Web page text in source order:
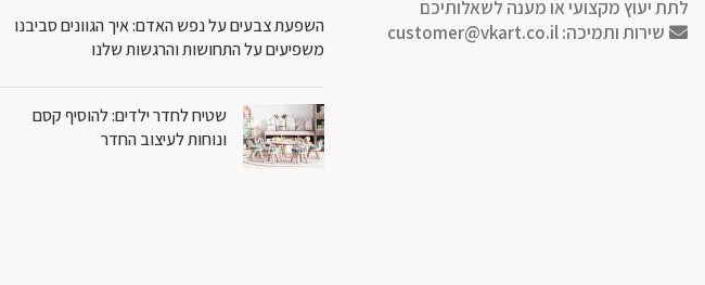
לתת יעוץ מקצועי או מענה לשאלותיכם
שירות ותמיכה:customer@vkart.co.il
השפעת צבעים על נפש האדם: איך הגוונים סביבנו
משפיעים על התחושות והרגשות שלנו
שטיח לחדר ילדים: להוסיף קסם
ונוחות לעיצוב החדר